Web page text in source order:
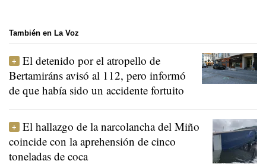
También en La Voz
El detenido por el atropello de
Bertamiráns avisó al 112, pero informó
de que había sido un accidente fortuito
El hallazgo de la narcolancha del Miño
coincide con la aprehensión de cinco
toneladas de coca